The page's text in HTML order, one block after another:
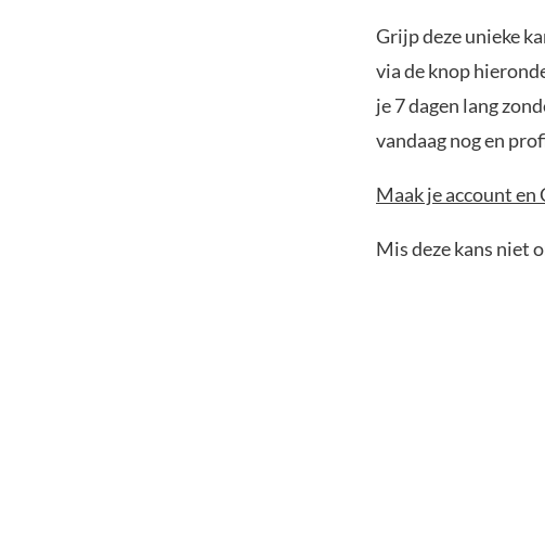
Grijp deze unieke
via de knop
je 7 dagen lang
vandaag nog en
Maak je account en
Mis deze kans niet